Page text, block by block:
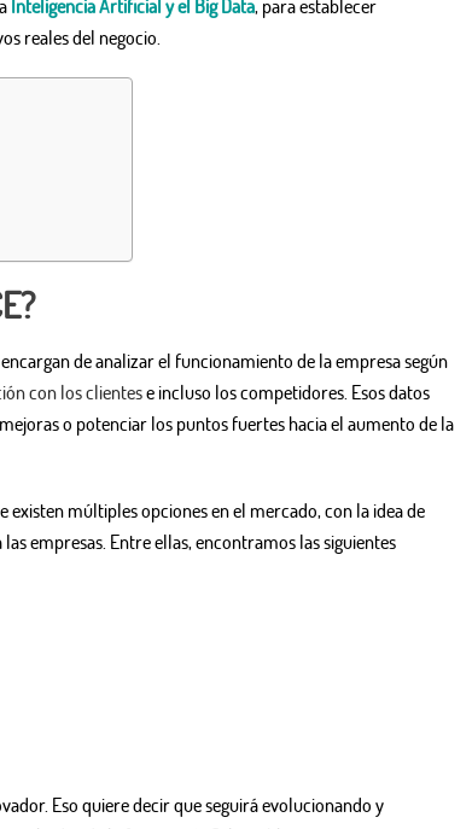
Inteligencia Artificial y el Big Data, para establecer
reales del negocio.
de analizar el funcionamiento de la empresa según
con los clientese incluso los competidores. Esos datos
o potenciar los puntos fuertes hacia el aumento de la
existen múltiples opciones en el mercado, con la idea de
empresas. Entre ellas, encontramos las siguientes
Eso quiere decir que seguirá evolucionando y